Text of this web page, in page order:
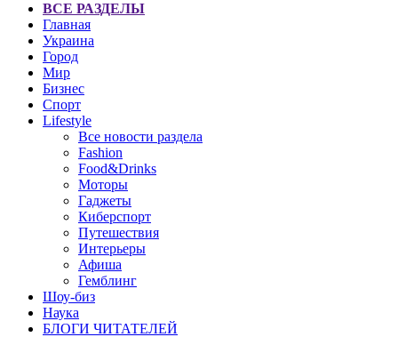
ВСЕ РАЗДЕЛЫ
Главная
Украина
Город
Мир
Бизнес
Спорт
Lifestyle
Все новости раздела
Fashion
Food&Drinks
Моторы
Гаджеты
Киберспорт
Путешествия
Интерьеры
Афиша
Гемблинг
Шоу-биз
Наука
БЛОГИ ЧИТАТЕЛЕЙ